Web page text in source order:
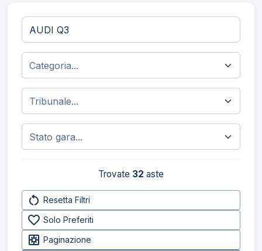
Trovate 32 aste
restart_alt Resetta Filtri
favorite_border Solo Preferiti
pages Paginazione